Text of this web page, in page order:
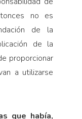
no es
de la
de la
proporcionar
a utilizarse
que había,